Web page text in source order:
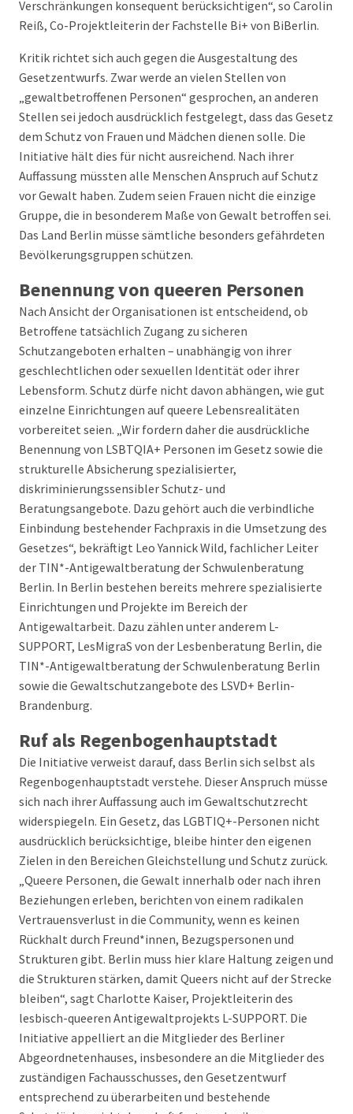
Verschränkungen konsequent berücksichtigen“, so Carolin
Reiß, Co-Projektleiterin der Fachstelle Bi+ von BiBerlin.
Kritik richtet sich auch gegen die Ausgestaltung des
Gesetzentwurfs. Zwar werde an vielen Stellen von
„gewaltbetroffenen Personen“ gesprochen, an anderen
Stellen sei jedoch ausdrücklich festgelegt, dass das Gesetz
dem Schutz von Frauen und Mädchen dienen solle. Die
Initiative hält dies für nicht ausreichend. Nach ihrer
Auffassung müssten alle Menschen Anspruch auf Schutz
vor Gewalt haben. Zudem seien Frauen nicht die einzige
Gruppe, die in besonderem Maße von Gewalt betroffen sei.
Das Land Berlin müsse sämtliche besonders gefährdeten
Bevölkerungsgruppen schützen.
Benennung von queeren Personen
Nach Ansicht der Organisationen ist entscheidend, ob
Betroffene tatsächlich Zugang zu sicheren
Schutzangeboten erhalten – unabhängig von ihrer
geschlechtlichen oder sexuellen Identität oder ihrer
Lebensform. Schutz dürfe nicht davon abhängen, wie gut
einzelne Einrichtungen auf queere Lebensrealitäten
vorbereitet seien. „Wir fordern daher die ausdrückliche
Benennung von LSBTQIA+ Personen im Gesetz sowie die
strukturelle Absicherung spezialisierter,
diskriminierungssensibler Schutz- und
Beratungsangebote. Dazu gehört auch die verbindliche
Einbindung bestehender Fachpraxis in die Umsetzung des
Gesetzes“, bekräftigt Leo Yannick Wild, fachlicher Leiter
der TIN*-Antigewaltberatung der Schwulenberatung
Berlin. In Berlin bestehen bereits mehrere spezialisierte
Einrichtungen und Projekte im Bereich der
Antigewaltarbeit. Dazu zählen unter anderem L-
SUPPORT, LesMigraS von der Lesbenberatung Berlin, die
TIN*-Antigewaltberatung der Schwulenberatung Berlin
sowie die Gewaltschutzangebote des LSVD+ Berlin-
Brandenburg.
Ruf als Regenbogenhauptstadt
Die Initiative verweist darauf, dass Berlin sich selbst als
Regenbogenhauptstadt verstehe. Dieser Anspruch müsse
sich nach ihrer Auffassung auch im Gewaltschutzrecht
widerspiegeln. Ein Gesetz, das LGBTIQ+-Personen nicht
ausdrücklich berücksichtige, bleibe hinter den eigenen
Zielen in den Bereichen Gleichstellung und Schutz zurück.
„Queere Personen, die Gewalt innerhalb oder nach ihren
Beziehungen erleben, berichten von einem radikalen
Vertrauensverlust in die Community, wenn es keinen
Rückhalt durch Freund*innen, Bezugspersonen und
Strukturen gibt. Berlin muss hier klare Haltung zeigen und
die Strukturen stärken, damit Queers nicht auf der Strecke
bleiben“, sagt Charlotte Kaiser, Projektleiterin des
lesbisch-queeren Antigewaltprojekts L-SUPPORT. Die
Initiative appelliert an die Mitglieder des Berliner
Abgeordnetenhauses, insbesondere an die Mitglieder des
zuständigen Fachausschusses, den Gesetzentwurf
entsprechend zu überarbeiten und bestehende